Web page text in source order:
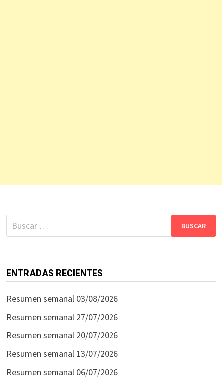
Buscar:
ENTRADAS RECIENTES
Resumen semanal 03/08/2026
Resumen semanal 27/07/2026
Resumen semanal 20/07/2026
Resumen semanal 13/07/2026
Resumen semanal 06/07/2026